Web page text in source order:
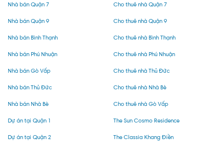
Nhà bán Quận 7
Nhà bán Quận 9
Nhà bán Bình Thạnh
Nhà bán Phú Nhuận
Nhà bán Gò Vấp
Nhà bán Thủ Đức
Nhà bán Nhà Bè
Cho thuê nhà Quận 7
Cho thuê nhà Quận 9
Cho thuê nhà Bình Thạnh
Cho thuê nhà Phú Nhuận
Cho thuê nhà Thủ Đức
Cho thuê nhà Nhà Bè
Cho thuê nhà Gò Vấp
Dự án tại Quận 1
Dự án tại Quận 2
The Sun Cosmo Residence
The Classia Khang Điền